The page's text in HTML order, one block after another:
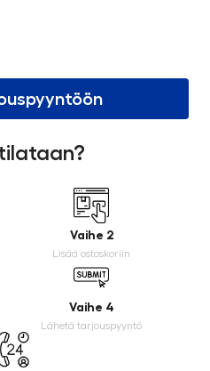
Vaihe 2
Lisää ostoskoriin
Vaihe 4
Lähetä tarjouspyyntö